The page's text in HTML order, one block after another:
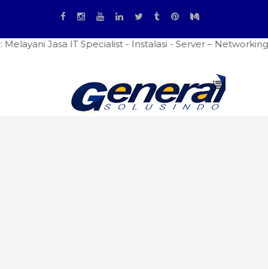
IT Specialist - Instalasi - Server – Networking -